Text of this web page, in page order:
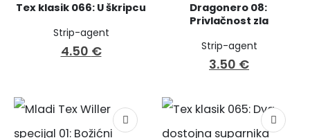
Tex klasik 066: U škripcu
Strip-agent
4.50 €
Dragonero 08:
Privlačnost zla
Strip-agent
3.50 €